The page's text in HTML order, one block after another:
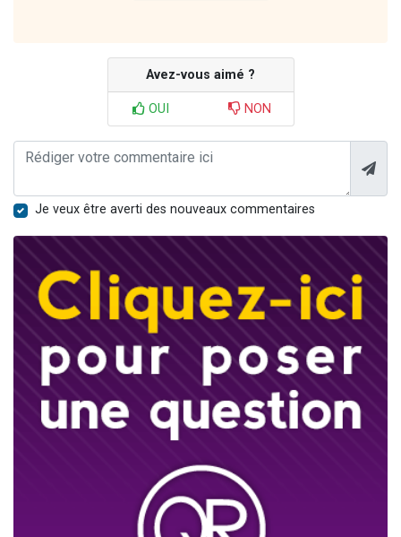
Avez-vous aimé ?
OUI NON
Je veux être averti des nouveaux commentaires